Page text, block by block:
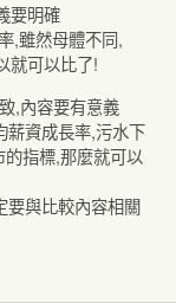
要明確
,雖然母體不同,
就可以比了!
,內容要有意義
薪資成長率,污水下
指標,那麼就可以
要與比較內容相關